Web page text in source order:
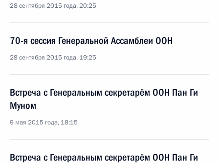
28 сентября 2015 года, 20:25
70-я сессия Генеральной Ассамблеи ООН
28 сентября 2015 года, 19:25
Встреча с Генеральным секретарём ООН Пан Ги
Муном
9 мая 2015 года, 18:15
Встреча с Генеральным секретарём ООН Пан Ги